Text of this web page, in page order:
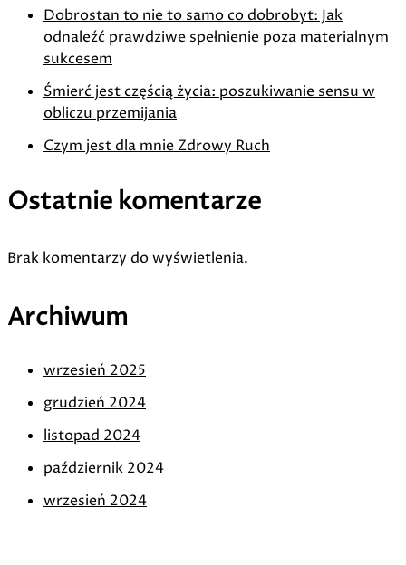
Dobrostan to nie to samo co dobrobyt: Jak
odnaleźć prawdziwe spełnienie poza materialnym
sukcesem
Śmierć jest częścią życia: poszukiwanie sensu w
obliczu przemijania
Czym jest dla mnie Zdrowy Ruch
Ostatnie komentarze
Brak komentarzy do wyświetlenia.
Archiwum
wrzesień 2025
grudzień 2024
listopad 2024
październik 2024
wrzesień 2024